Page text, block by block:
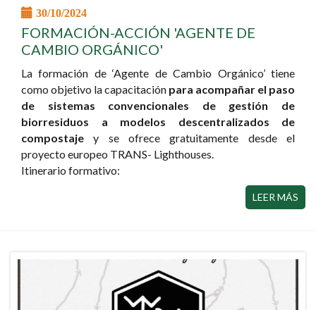
30/10/2024
FORMACIÓN-ACCIÓN 'AGENTE DE
CAMBIO ORGÁNICO'
La formación de ‘Agente de Cambio Orgánico’ tiene
como objetivo la capacitación para acompañar el paso
de sistemas convencionales de gestión de
biorresiduos a modelos descentralizados de
compostaje y se ofrece gratuitamente desde el
proyecto europeo TRANS- Lighthouses.
Itinerario formativo:
LEER MÁS